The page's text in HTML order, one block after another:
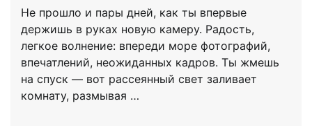
Не прошло и пары дней, как ты впервые
держишь в руках новую камеру. Радость,
легкое волнение: впереди море фотографий,
впечатлений, неожиданных кадров. Ты жмешь
на спуск — вот рассеянный свет заливает
комнату, размывая …